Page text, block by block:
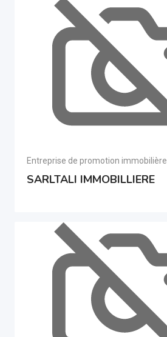
Entreprise de promotion immobilière
SARLTALI IMMOBILLIERE